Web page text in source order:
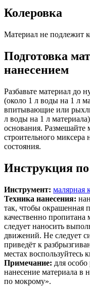
Колеровка
Материал не подлежит
Подготовка
нанесением
Разбавьте материал до
(около 1 л воды на 1 л
впитывающие или
л воды на 1 л
основания.
строительного миксера
состояния.
Инструкция
Инструмент: малярная
Техника нанесения:
так, чтобы окрашенная
качественно пропитана
следует наносить
движений. Не следует
приведёт к
местах воспользуйтесь
Примечание: для
нанесение материала в
по мокрому».